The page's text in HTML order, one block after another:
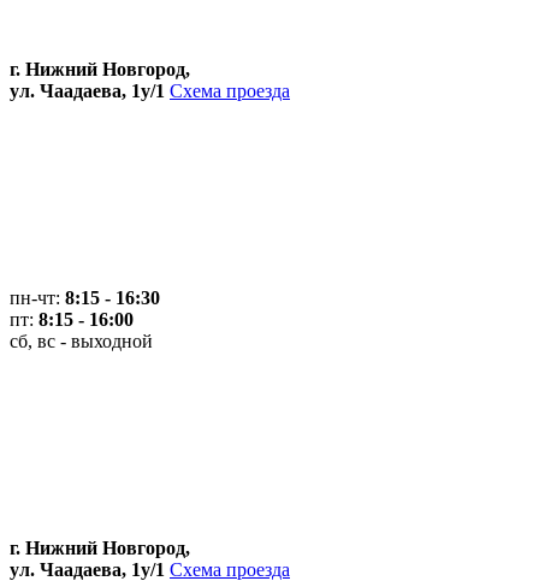
г. Нижний Новгород,
ул. Чаадаева, 1у/1 Схема проезда
пн-чт: 8:15 - 16:30
пт: 8:15 - 16:00
сб, вс - выходной
г. Нижний Новгород,
ул. Чаадаева, 1у/1 Схема проезда